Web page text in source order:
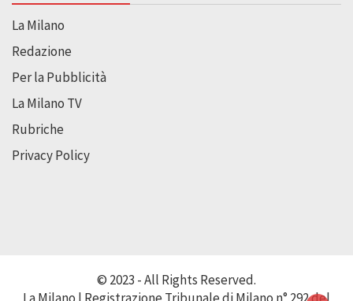
La Milano
Redazione
Per la Pubblicità
La Milano TV
Rubriche
Privacy Policy
© 2023 - All Rights Reserved.